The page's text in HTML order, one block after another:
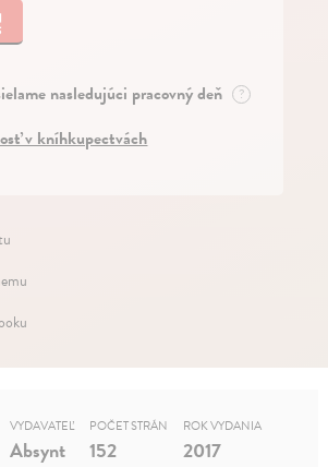
nasledujúci pracovný deň ?
v kníhkupectvách
VYDAVATEĽ
Absynt
POČET STRÁN
152
ROK VYDANIA
2017